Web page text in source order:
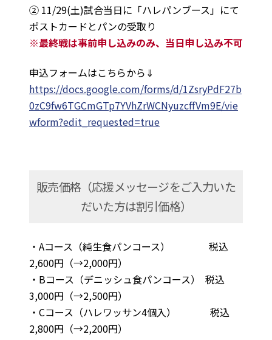
② 11/29(土)試合当日に「ハレパンブース」にて
ポストカードとパンの受取り
※最終戦は事前申し込みのみ、当日申し込み不可
申込フォームはこちらから⇓
https://docs.google.com/forms/d/1ZsryPdF27b
0zC9fw6TGCmGTp7YVhZrWCNyuzcffVm9E/vie
wform?edit_requested=true
販売価格（応援メッセージをご入力いた
だいた方は割引価格）
・Aコース（純生食パンコース） 税込
2,600円（→2,000円）
・Bコース（デニッシュ食パンコース） 税込
3,000円（→2,500円）
・Cコース（ハレワッサン4個入） 税込
2,800円（→2,200円）